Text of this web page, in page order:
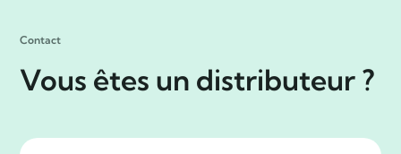
Contact
Vous êtes un distributeur ?